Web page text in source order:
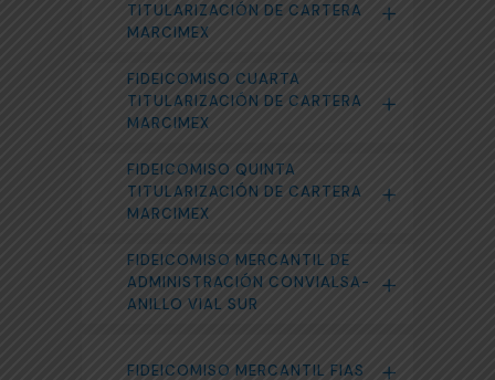
TITULARIZACIÓN DE CARTERA
MARCIMEX
FIDEICOMISO CUARTA
TITULARIZACIÓN DE CARTERA
MARCIMEX
FIDEICOMISO QUINTA
TITULARIZACIÓN DE CARTERA
MARCIMEX
FIDEICOMISO MERCANTIL DE
ADMINISTRACIÓN CONVIALSA-
ANILLO VIAL SUR
FIDEICOMISO MERCANTIL FIAS